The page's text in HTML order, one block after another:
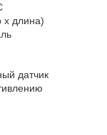
х длина)
датчик